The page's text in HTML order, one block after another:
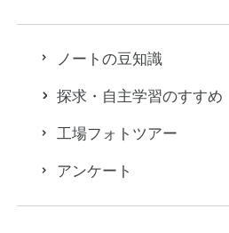
ノートの豆知識
探求・自主学習のすすめ
工場フォトツアー
アンケート